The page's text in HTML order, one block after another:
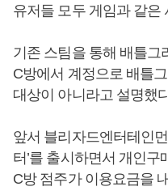
유저들 모두 게임과 같은
기존 스팀을 통해 배틀그
C방에서 계정으로 배틀
대상이 아니라고 설명했
앞서 블리자드엔터테인
터’를 출시하면서 개인
C방 점주가 이용요금을